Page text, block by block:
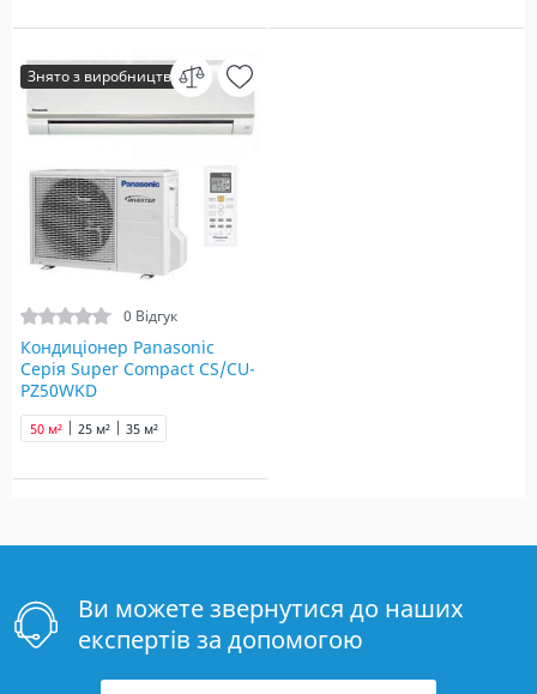
Знято з виробництва
0 Відгук
Кондиціонер Panasonic
Серія Super Compact CS/CU-
PZ50WKD
25 м² 35 м²
50 м²
Ви можете звернутися до наших
експертів за допомогою